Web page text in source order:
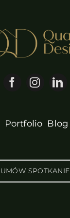
UMÓW SPOTKANIE